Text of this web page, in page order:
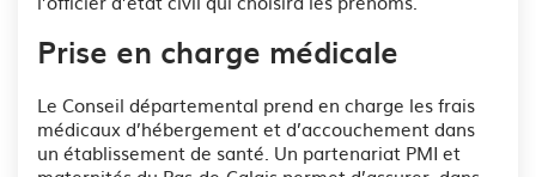
Prise en charge médicale
Le Conseil départemental prend en charge les frais
médicaux d’hébergement et d’accouchement dans
un établissement de santé. Un partenariat PMI et